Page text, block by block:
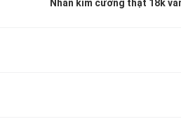
Nhẫn kim cương thật 18k